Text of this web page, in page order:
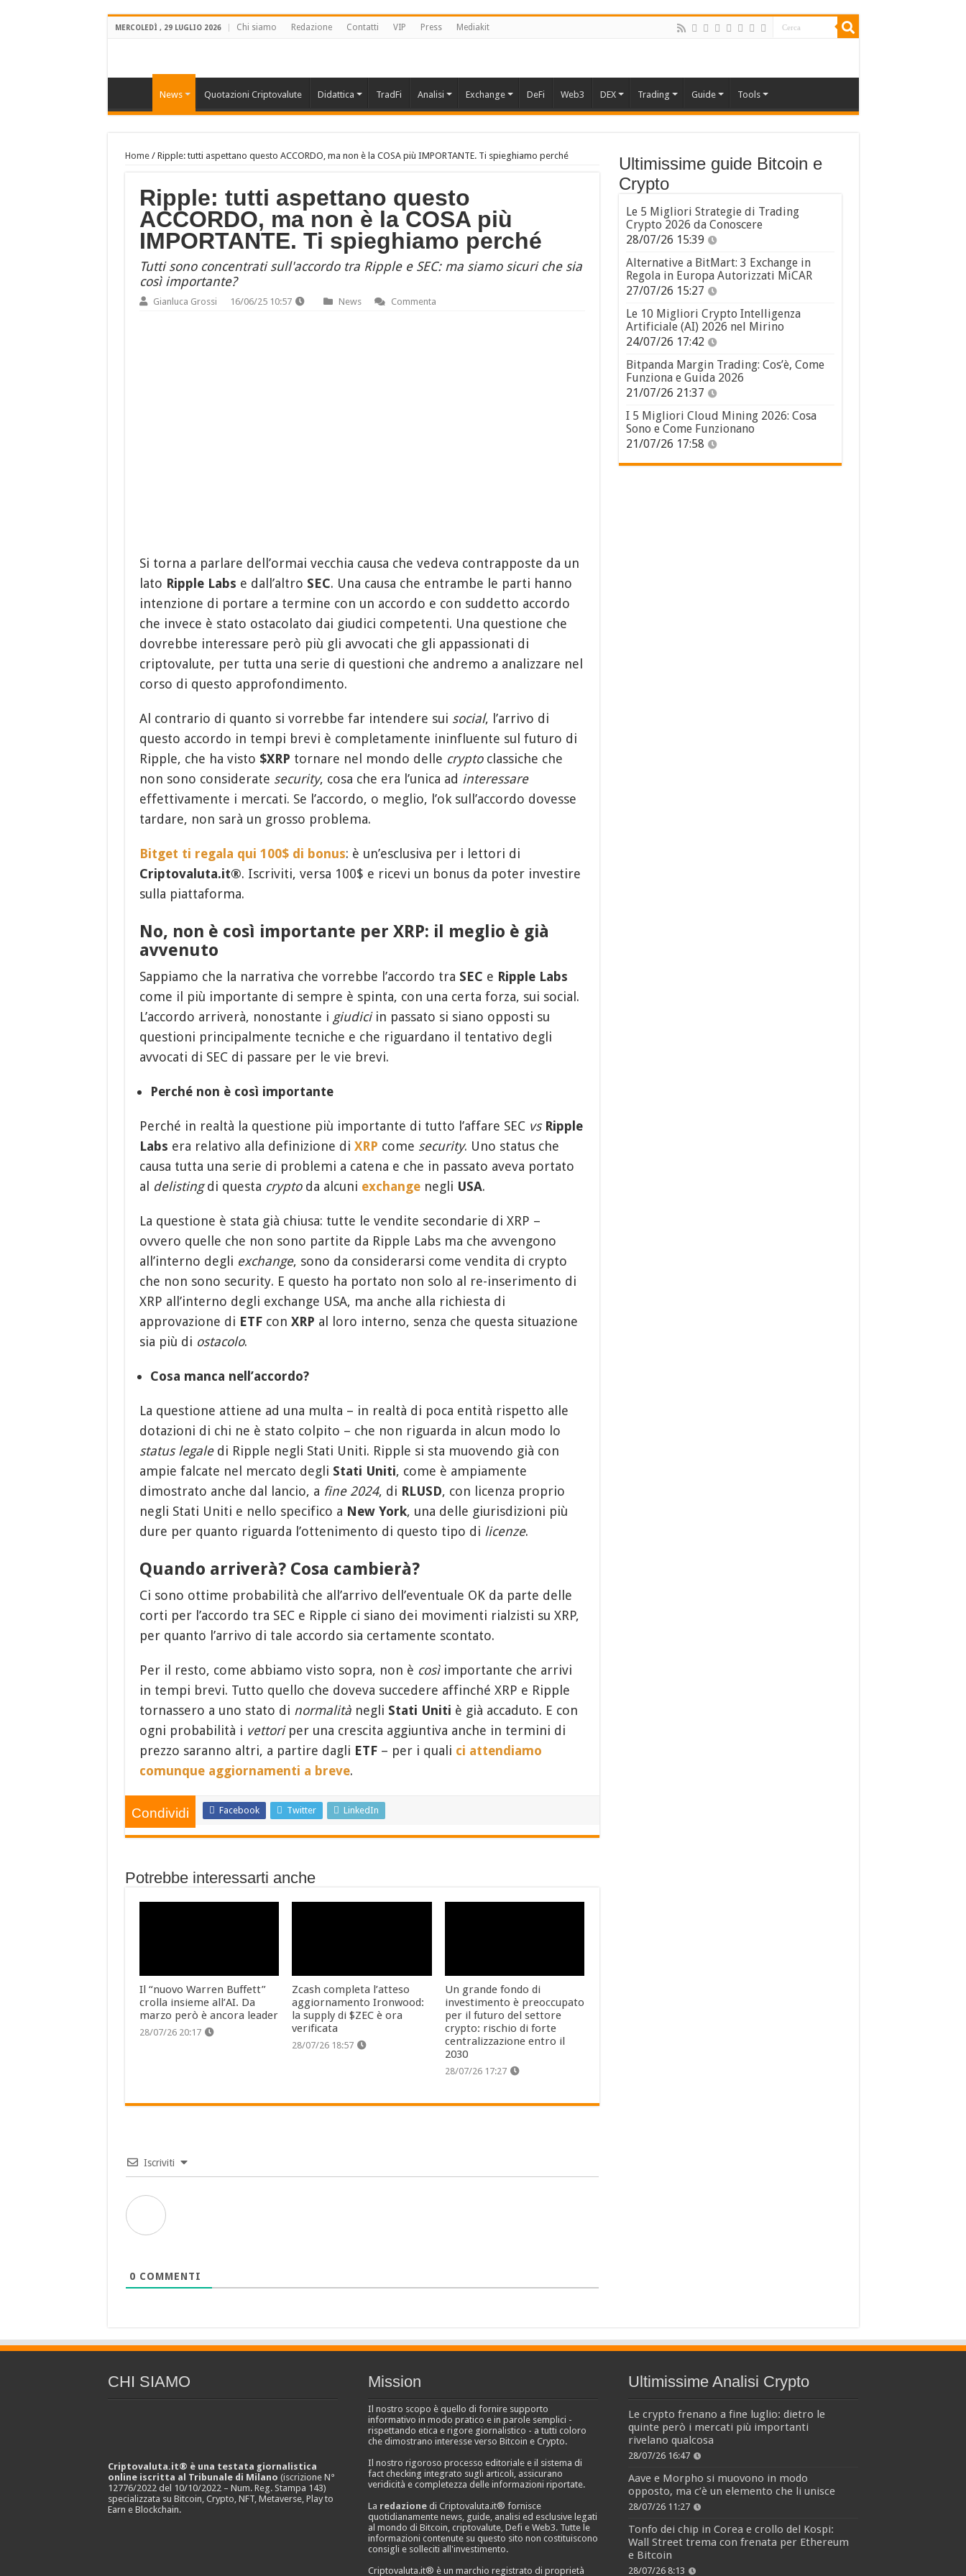
MERCOLEDÌ , 29 LUGLIO 2026 Chi siamo Redazione Contatti VIP Press Mediakit
News Quotazioni Criptovalute Didattica TradFi Analisi Exchange DeFi Web3 DEX Trading Guide Tools
Home/ Ripple: tutti aspettano questo ACCORDO, ma non è la COSA più IMPORTANTE. Ti spieghiamo perché
Ripple: tutti aspettano questo
ACCORDO, ma non è la COSA più
IMPORTANTE. Ti spieghiamo perché
Tutti sono concentrati sull'accordo tra Ripple e SEC: ma siamo sicuri che sia
così importante?
Gianluca Grossi 16/06/25 10:57 News Commenta
Si torna a parlare dell’ormai vecchia causa che vedeva contrapposte da un
lato Ripple Labs e dall’altro SEC. Una causa che entrambe le parti hanno
intenzione di portare a termine con un accordo e con suddetto accordo
che invece è stato ostacolato dai giudici competenti. Una questione che
dovrebbe interessare però più gli avvocati che gli appassionati di
criptovalute, per tutta una serie di questioni che andremo a analizzare nel
corso di questo approfondimento.
Al contrario di quanto si vorrebbe far intendere sui social, l’arrivo di
questo accordo in tempi brevi è completamente ininfluente sul futuro di
Ripple, che ha visto $XRP tornare nel mondo delle cryptoclassiche che
non sono considerate security, cosa che era l’unica ad interessare
effettivamente i mercati. Se l’accordo, o meglio, l’ok sull’accordo dovesse
tardare, non sarà un grosso problema.
Bitget ti regala qui 100$ di bonus: è un’esclusiva per i lettori di
Criptovaluta.it®. Iscriviti, versa 100$ e ricevi un bonus da poter investire
sulla piattaforma.
No, non è così importante per XRP: il meglio è già
avvenuto
Sappiamo che la narrativa che vorrebbe l’accordo tra SEC e Ripple Labs
come il più importante di sempre è spinta, con una certa forza, sui social.
L’accordo arriverà, nonostante i giudiciin passato si siano opposti su
questioni principalmente tecniche e che riguardano il tentativo degli
avvocati di SEC di passare per le vie brevi.
Perché non è così importante
Perché in realtà la questione più importante di tutto l’affare SEC vs Ripple
Labs era relativo alla definizione di XRP come security. Uno status che
causa tutta una serie di problemi a catena e che in passato aveva portato
al delistingdi questa cryptoda alcuni exchangenegli USA.
La questione è stata già chiusa: tutte le vendite secondarie di XRP –
ovvero quelle che non sono partite da Ripple Labs ma che avvengono
all’interno degli exchange, sono da considerarsi come vendita di crypto
che non sono security. E questo ha portato non solo al re-inserimento di
XRP all’interno degli exchange USA, ma anche alla richiesta di
approvazione di ETFcon XRP al loro interno, senza che questa situazione
sia più di ostacolo.
Cosa manca nell’accordo?
La questione attiene ad una multa – in realtà di poca entità rispetto alle
dotazioni di chi ne è stato colpito – che non riguarda in alcun modo lo
status legaledi Ripple negli Stati Uniti. Ripple si sta muovendo già con
ampie falcate nel mercato degli Stati Uniti, come è ampiamente
dimostrato anche dal lancio, a fine 2024, di RLUSD, con licenza proprio
negli Stati Uniti e nello specifico a New York, una delle giurisdizioni più
dure per quanto riguarda l’ottenimento di questo tipo di licenze.
Quando arriverà? Cosa cambierà?
Ci sono ottime probabilità che all’arrivo dell’eventuale OK da parte delle
corti per l’accordo tra SEC e Ripple ci siano dei movimenti rialzisti su XRP,
per quanto l’arrivo di tale accordo sia certamente scontato.
Per il resto, come abbiamo visto sopra, non è cosìimportante che arrivi
in tempi brevi. Tutto quello che doveva succedere affinché XRP e Ripple
tornassero a uno stato di normalitànegli Stati Uniti è già accaduto. E con
ogni probabilità i vettoriper una crescita aggiuntiva anche in termini di
prezzo saranno altri, a partire dagli ETF– per i quali ci attendiamo
comunque aggiornamenti a breve.
Condividi Facebook Twitter LinkedIn
Potrebbe interessarti anche
Il “nuovo Warren Buffett”
crolla insieme all’AI. Da
marzo però è ancora leader
28/07/26 20:17
Zcash completa l’atteso
aggiornamento Ironwood:
la supply di $ZEC è ora
verificata
28/07/26 18:57
Un grande fondo di
investimento è preoccupato
per il futuro del settore
crypto: rischio di forte
centralizzazione entro il
2030
28/07/26 17:27
Iscriviti
0 COMMENTI
Ultimissime guide Bitcoin e
Crypto
Le 5 Migliori Strategie di Trading
Crypto 2026 da Conoscere
28/07/26 15:39
Alternative a BitMart: 3 Exchange in
Regola in Europa Autorizzati MiCAR
27/07/26 15:27
Le 10 Migliori Crypto Intelligenza
Artificiale (AI) 2026 nel Mirino
24/07/26 17:42
Bitpanda Margin Trading: Cos’è, Come
Funziona e Guida 2026
21/07/26 21:37
I 5 Migliori Cloud Mining 2026: Cosa
Sono e Come Funzionano
21/07/26 17:58
CHI SIAMO
Criptovaluta.it® è una testata giornalistica
online iscritta al Tribunale di Milano (iscrizione N°
12776/2022 del 10/10/2022 – Num. Reg. Stampa 143)
specializzata su Bitcoin, Crypto, NFT, Metaverse, Play to
Earn e Blockchain.
Mission
Il nostro scopo è quello di fornire supporto
informativo in modo pratico e in parole semplici -
rispettando etica e rigore giornalistico - a tutti coloro
che dimostrano interesse verso Bitcoin e Crypto.
Il nostro rigoroso processo editoriale e il sistema di
fact checking integrato sugli articoli, assicurano
veridicità e completezza delle informazioni riportate.
La redazionedi Criptovaluta.it® fornisce
quotidianamente news, guide, analisi ed esclusive legati
al mondo di Bitcoin, criptovalute, Defi e Web3. Tutte le
informazioni contenute su questo sito non costituiscono
consigli e solleciti all'investimento.
Criptovaluta.it® è un marchio registrato di proprietà
Ultimissime Analisi Crypto
Le crypto frenano a fine luglio: dietro le
quinte però i mercati più importanti
rivelano qualcosa
28/07/26 16:47
Aave e Morpho si muovono in modo
opposto, ma c’è un elemento che li unisce
28/07/26 11:27
Tonfo dei chip in Corea e crollo del Kospi:
Wall Street trema con frenata per Ethereum
e Bitcoin
28/07/26 8:13